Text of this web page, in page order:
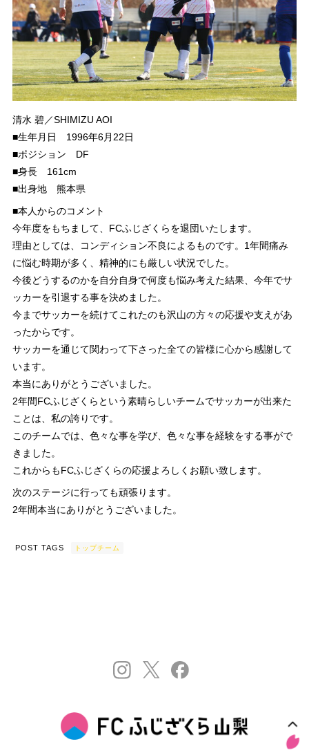
清水 碧／SHIMIZU AOI
■生年月日 1996年6月22日
■ポジション DF
■身長 161cm
■出身地 熊本県
■本人からのコメント
今年度をもちまして、FCふじざくらを退団いたします。
理由としては、コンディション不良によるものです。1年間痛み
に悩む時期が多く、精神的にも厳しい状況でした。
今後どうするのかを自分自身で何度も悩み考えた結果、今年でサ
ッカーを引退する事を決めました。
今までサッカーを続けてこれたのも沢山の方々の応援や支えがあ
ったからです。
サッカーを通じて関わって下さった全ての皆様に心から感謝して
います。
本当にありがとうございました。
2年間FCふじざくらという素晴らしいチームでサッカーが出来た
ことは、私の誇りです。
このチームでは、色々な事を学び、色々な事を経験をする事がで
きました。
これからもFCふじざくらの応援よろしくお願い致します。
次のステージに行っても頑張ります。
2年間本当にありがとうございました。
POST TAGS トップチーム